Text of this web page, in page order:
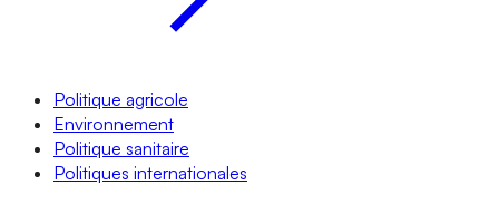
Politique agricole
Environnement
Politique sanitaire
Politiques internationales